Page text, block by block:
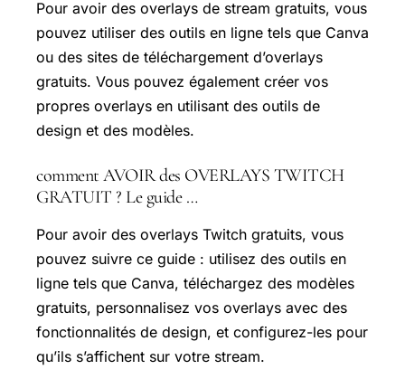
Pour avoir des overlays de stream gratuits, vous
pouvez utiliser des outils en ligne tels que Canva
ou des sites de téléchargement d’overlays
gratuits. Vous pouvez également créer vos
propres overlays en utilisant des outils de
design et des modèles.
comment AVOIR des OVERLAYS TWITCH
GRATUIT ? Le guide …
Pour avoir des overlays Twitch gratuits, vous
pouvez suivre ce guide : utilisez des outils en
ligne tels que Canva, téléchargez des modèles
gratuits, personnalisez vos overlays avec des
fonctionnalités de design, et configurez-les pour
qu’ils s’affichent sur votre stream.